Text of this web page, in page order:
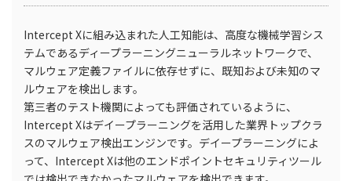
Intercept Xに組み込まれた人工知能は、高度な機械学習シス
テムであるディープラーニングニューラルネットワークで、
マルウェア定義ファイルに依存せずに、既知および未知のマ
ルウェアを検出します。
第三者のテスト機関によっても評価されているように、
Intercept Xはデイープラーニングを活用した業界トップクラ
スのマルウェア検出エンジンです。デイープラーニングによ
って、Intercept Xは他のエンドポイントセキュリティツール